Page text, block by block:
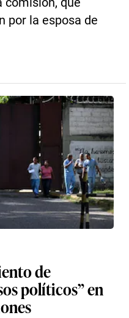
por la esposa de
de
políticos” en